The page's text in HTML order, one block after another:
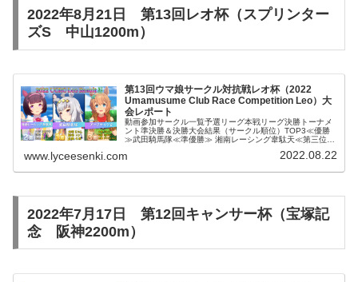
2022年8月21日 第13回レオ杯（スプリンター
ズS 中山1200m）
第13回ウマ娘サークル対抗戦レオ杯（2022
Umamusume Club Race Competition Leo）大
会レポート
動画参加サークル一覧予選リーグ本戦リーグ決勝トーナメ
ント準決勝＆決勝大会結果（サークル順位）TOP3≪優勝
≫武田騎馬隊≪準優勝≫ 湘南レーシング韋駄天≪第三位≫
プダンスシチーさいぷ...
www.lyceesenki.com 2022.08.22
2022年7月17日 第12回キャンサー杯（宝塚記
念 阪神2200m）